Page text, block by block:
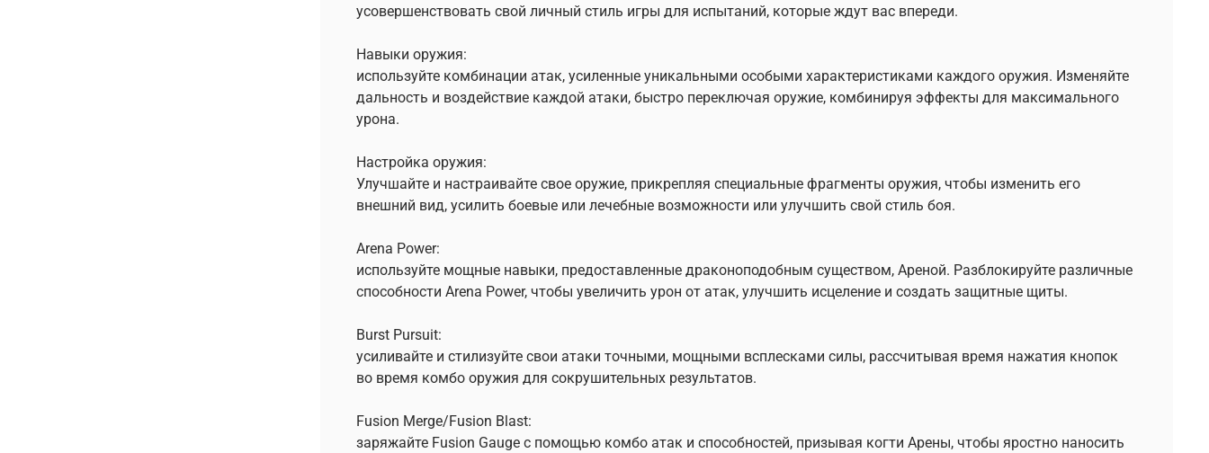
усовершенствовать свой личный стиль игры для испытаний, которые ждут вас впереди.
Навыки оружия:
используйте комбинации атак, усиленные уникальными особыми характеристиками каждого оружия. Изменяйте
дальность и воздействие каждой атаки, быстро переключая оружие, комбинируя эффекты для максимального
урона.
Настройка оружия:
Улучшайте и настраивайте свое оружие, прикрепляя специальные фрагменты оружия, чтобы изменить его
внешний вид, усилить боевые или лечебные возможности или улучшить свой стиль боя.
Arena Power:
используйте мощные навыки, предоставленные драконоподобным существом, Ареной. Разблокируйте различные
способности Arena Power, чтобы увеличить урон от атак, улучшить исцеление и создать защитные щиты.
Burst Pursuit:
усиливайте и стилизуйте свои атаки точными, мощными всплесками силы, рассчитывая время нажатия кнопок
во время комбо оружия для сокрушительных результатов.
Fusion Merge/Fusion Blast:
заряжайте Fusion Gauge с помощью комбо атак и способностей, призывая когти Арены, чтобы яростно наносить